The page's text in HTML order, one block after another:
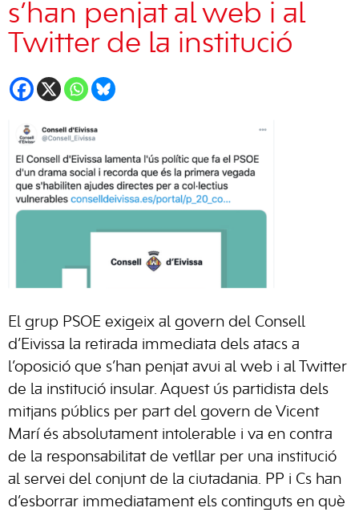
s’han penjat al web i al
Twitter de la institució
El grup PSOE exigeix al govern del Consell
d’Eivissa la retirada immediata dels atacs a
l’oposició que s’han penjat avui al web i al Twitter
de la institució insular. Aquest ús partidista dels
mitjans públics per part del govern de Vicent
Marí és absolutament intolerable i va en contra
de la responsabilitat de vetllar per una institució
al servei del conjunt de la ciutadania. PP i Cs han
d’esborrar immediatament els continguts en què